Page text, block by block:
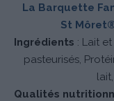
La Barquette
St
Ingrédients : Lait
pasteurisés,
Qualités